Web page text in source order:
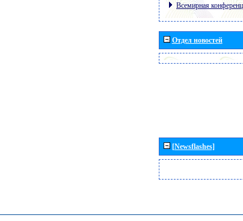
Всемирная
Отдел новостей
[Newsflashes]